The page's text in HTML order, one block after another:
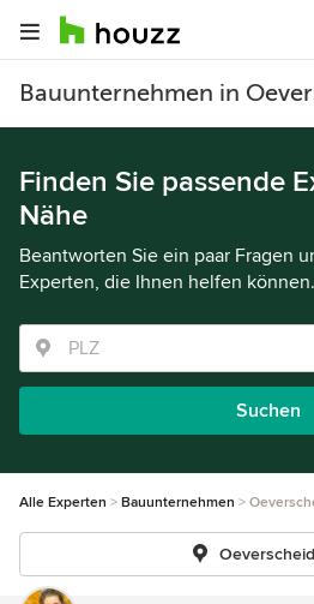
Bauunternehmen in
Finden Sie passende
Nähe
Beantworten Sie ein paar Fragen
Experten, die Ihnen helfen können.
Suchen
Alle Experten Bauunternehmen